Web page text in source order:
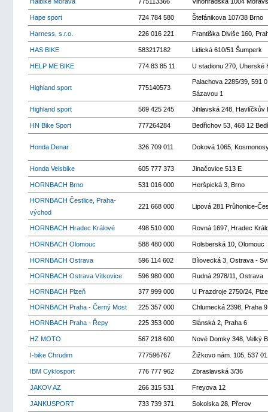
Hape sport 724 784 580 Štefánikova 107/38 Brno
Harness, s.r.o. 226 016 221 Františka Diviše 160,
HAS BIKE 583217182 Lidická 610/51 Šumperk
HELP ME BIKE 774 83 85 11 U stadionu 270, Uherské
Highland sport 775140573
Palachova 2285/39, 591
Sázavou 1
Highland sport 569 425 245 Jihlavská 248, Havlíčkův
HN Bike Sport 777264284 Bedřichov 53, 468 12
Honda Denar 326 709 011 Doková 1065,
Honda Velsbike 605 777 373 Jinačovice 513 E
HORNBACH Brno 531 016 000 Heršpická 3, Brno
HORNBACH Čestlice, Praha-
východ
221 668 000 Lipová 281 Průhonice-
HORNBACH Hradec Králové 498 510 000 Rovná 1697, Hradec
HORNBACH Olomouc 588 480 000 Rolsberská 10, Olomouc
HORNBACH Ostrava 596 114 602 Bílovecká 3, Ostrava -
HORNBACH Ostrava Vítkovice 596 980 000 Rudná 2978/11, Ostrava
HORNBACH Plzeň 377 999 000 U Prazdroje 2750/24,
HORNBACH Praha - Černý Most 225 357 000 Chlumecká 2398, Praha 9
HORNBACH Praha - Řepy 225 353 000 Slánská 2, Praha 6
HZ MOTO 567 218 600 Nové Domky 348, Velký
I-bike Chrudim 777596767 Žižkovo nám. 105, 537
IBM Cyklosport 776 777 962 Zbraslavská 3/36
JAKOV AZ 266 315 531 Freyova 12
JANKUSPORT 733 739 371 Sokolska 28, Přerov